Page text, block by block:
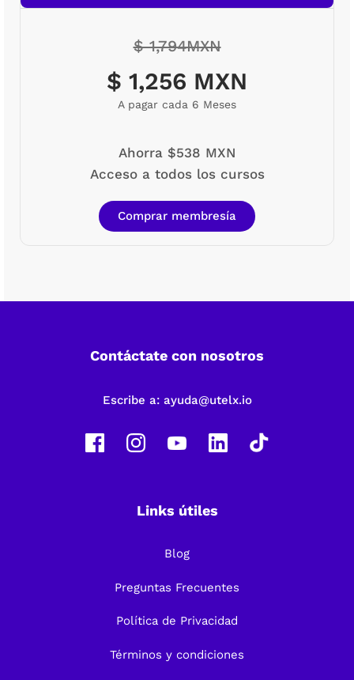
$ 1,794MXN
$ 1,256 MXN
A pagar cada 6 Meses
Ahorra $538 MXN
Acceso a todos los cursos
Comprar membresía
Contáctate con nosotros
Escribe a: ayuda@utelx.io
Links útiles
Blog
Preguntas Frecuentes
Política de Privacidad
Términos y condiciones